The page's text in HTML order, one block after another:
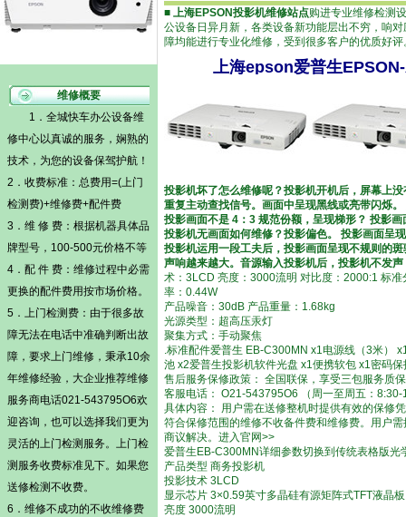
维修概要
1．全城快车办公设备维
修中心以真诚的服务，娴熟的
技术，为您的设备保驾护航！
2．收费标准：总费用=(上门
检测费)+维修费+配件费
3．维 修 费：根据机器具体品
牌型号，100-500元价格不等
4．配 件 费：维修过程中必需
更换的配件费用按市场价格。
5． 上门检测费 ：由于很多故
障无法在电话中准确判断出故
障，要求上门维修，秉承10余
年维修经验，大企业推荐维修
服务商电话021-543795O6欢
迎咨询，也可以选择我们更为
灵活的上门检测 服务。 上门检
测 服务收费标准见下。如果您
送修检测不收费。
6．维修不成功的不收维修费
■ 上海EPSON投影机维修站点购进专业维修检测
公设备日异月新，各类设备新功能层出不穷，响
障均能进行专业化维修，受到很多客户的优质好评
上海epson爱普生
投影机坏了怎么维修呢？投影机开机后，屏幕上
重复主动查找信号。画面中呈现黑线或亮带闪烁
投影画面不是 4：3 规范份额，呈现梯形？ 投影
投影机无画面如何维修？投影偏色。 投影画面呈
投影机运用一段工夫后，投影画面呈现不规则的
声响越来越大。音源输入投影机后，投影机不发
术：3LCD 亮度：3000流明 对比度：2000:1 标
率：0.44W
产品噪音：30dB 产品重量：1.68kg
光源类型：超高压汞灯
聚集方式：手动聚焦
.标准配件爱普生 EB-C300MN x1电源线（3米）
池 x2爱普生投影机软件光盘 x1便携软包 x1密码
售后服务保修政策： 全国联保，享受三包服务质
客服电话： O21-543795O6 （周一至周五：8:30-
具体内容： 用户需在送修整机时提供有效的保修
符合保修范围的维修不收备件费和维修费。用户
商议解决。进入官网>>
爱普生EB-C300MN详细参数切换到传统表格版光
产品类型 商务投影机
投影技术 3LCD
显示芯片 3×0.59英寸多晶硅有源矩阵式TFT液晶板
亮度 3000流明